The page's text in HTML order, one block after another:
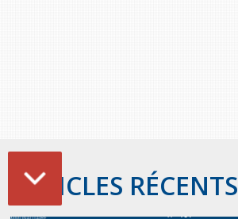
ARTICLES RÉCENTS